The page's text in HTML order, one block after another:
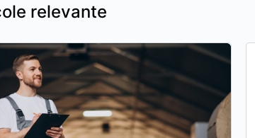
relevante